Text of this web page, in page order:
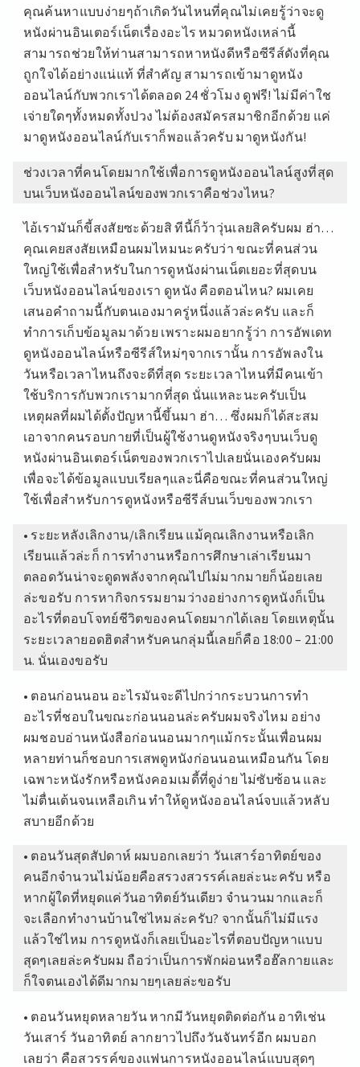
THANH
MOVIE2K.IO
คุณค้นหาแบบง่ายๆถ้าเกิดวันไหนที่คุณไม่เคยรู้ว่าจะดู
หนังผ่านอินเตอร์เน็ตเรื่องอะไร หมวดหนังเหล่านี้
สามารถช่วยให้ท่านสามารถหาหนังดีหรือซีรีส์ดังที่คุณ
ถูกใจได้อย่างแน่แท้ ที่สำคัญ สามารถเข้ามาดูหนัง
ออนไลน์กับพวกเราได้ตลอด 24 ชั่วโมง ดูฟรี! ไม่มีค่าใช
เจ่ายใดๆทั้งหมดทั้งปวง ไม่ต้องสมัครสมาชิกอีกด้วย แค่
มาดูหนังออนไลน์กับเราก็พอแล้วครับ มาดูหนังกัน!
ช่วงเวลาที่คนโดยมากใช้เพื่อการดูหนังออนไลน์สูงที่สุด
บนเว็บหนังออนไลน์ของพวกเราคือช่วงไหน?
ไอ้เรามันก็ขี้สงสัยซะด้วยสิ ทีนี้ก็ว้าวุ่นเลยสิครับผม ฮ่า…
คุณเคยสงสัยเหมือนผมไหมนะครับว่า ขณะที่คนส่วน
ใหญ่ใช้เพื่อสำหรับในการดูหนังผ่านเน็ตเยอะที่สุดบน
เว็บหนังออนไลน์ของเรา ดูหนัง คือตอนไหน? ผมเคย
เสนอคำถามนี้กับตนเองมาครู่หนึ่งแล้วล่ะครับ และก็
ทำการเก็บข้อมูลมาด้วย เพราะผมอยากรู้ว่า การอัพเดท
ดูหนังออนไลน์หรือซีรีส์ใหม่ๆจากเรานั้น การอัพลงใน
วันหรือเวลาไหนถึงจะดีที่สุด ระยะเวลาไหนที่มีคนเข้า
ใช้บริการกับพวกเรามากที่สุด นั่นแหละนะครับเป็น
เหตุผลที่ผมได้ตั้งปัญหานี้ขึ้นมา ฮ่า… ซึ่งผมก็ได้สะสม
เอาจากคนรอบกายที่เป็นผู้ใช้งานดูหนังจริงๆบนเว็บดู
หนังผ่านอินเตอร์เน็ตของพวกเราไปเลยนั่นเองครับผม
เพื่อจะได้ข้อมูลแบบเรียลๆและนี่คือขณะที่คนส่วนใหญ่
ใช้เพื่อสำหรับการดูหนังหรือซีรีส์บนเว็บของพวกเรา
• ระยะหลังเลิกงาน/เลิกเรียน แม้คุณเลิกงานหรือเลิก
เรียนแล้วล่ะก็ การทำงานหรือการศึกษาเล่าเรียนมา
ตลอดวันน่าจะดูดพลังจากคุณไปไม่มากมายก็น้อยเลย
ล่ะขอรับ การหากิจกรรมยามว่างอย่างการดูหนังก็เป็น
อะไรที่ตอบโจทย์ชีวิตของคนโดยมากได้เลย โดยเหตุนั้น
ระยะเวลายอดฮิตสำหรับคนกลุ่มนี้เลยก็คือ 18:00 – 21:00
น. นั่นเองขอรับ
• ตอนก่อนนอน อะไรมันจะดีไปกว่ากระบวนการทำ
อะไรที่ชอบในขณะก่อนนอนล่ะครับผมจริงไหม อย่าง
ผมชอบอ่านหนังสือก่อนนอนมากๆแม้กระนั้นเพื่อนผม
หลายท่านก็ชอบการเสพดูหนังก่อนนอนเหมือนกัน โดย
เฉพาะหนังรักหรือหนังคอมเมดี้ที่ดูง่าย ไม่ซับซ้อน และ
ไม่ตื่นเต้นจนเหลือเกิน ทำให้ดูหนังออนไลน์จบแล้วหลับ
สบายอีกด้วย
• ตอนวันสุดสัปดาห์ ผมบอกเลยว่า วันเสาร์อาทิตย์ของ
คนอีกจำนวนไม่น้อยคือสรวงสวรรค์เลยล่ะนะครับ หรือ
หากผู้ใดที่หยุดแค่วันอาทิตย์วันเดียว จำนวนมากและก็
จะเลือกทำงานบ้านใช่ไหมล่ะครับ? จากนั้นก็ไม่มีแรง
แล้วใช่ไหม การดูหนังก็เลยเป็นอะไรที่ตอบปัญหาแบบ
สุดๆเลยล่ะครับผม ถือว่าเป็นการพักผ่อนหรือฮ๊ลกายและ
ก็ใจตนเองได้ดีมากมายๆเลยล่ะขอรับ
• ตอนวันหยุดหลายวัน หากมีวันหยุดติดต่อกัน อาทิเช่น
วันเสาร์ วันอาทิตย์ ลากยาวไปถึงวันจันทร์อีก ผมบอก
เลยว่า คือสวรรค์ของแฟนการหนังออนไลน์แบบสุดๆ